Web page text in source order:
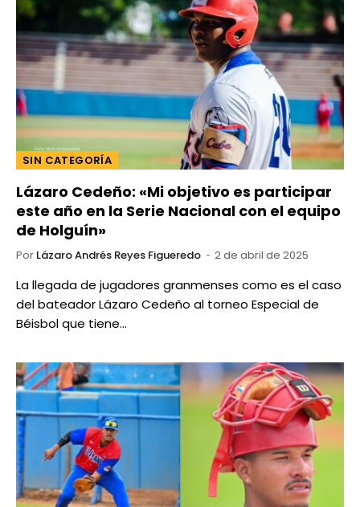
SIN CATEGORÍA
Lázaro Cedeño: «Mi objetivo es participar
este año en la Serie Nacional con el equipo
de Holguín»
Por Lázaro Andrés Reyes Figueredo 2 de abril de 2025
La llegada de jugadores granmenses como es el caso
del bateador Lázaro Cedeño al torneo Especial de
Béisbol que tiene…